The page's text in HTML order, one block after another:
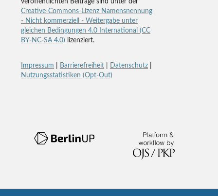
veröffentlichten Beiträge sind unter der
Creative-Commons-Lizenz Namensnennung
- Nicht kommerziell - Weitergabe unter
gleichen Bedingungen 4.0 International (CC
BY-NC-SA 4.0) lizenziert.
Impressum Barrierefreiheit| Datenschutz|
Nutzungsstatistiken (Opt-Out)